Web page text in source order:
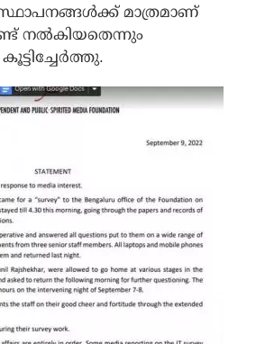
മാത്രമാണ്
നല്‍കിയതെന്നും